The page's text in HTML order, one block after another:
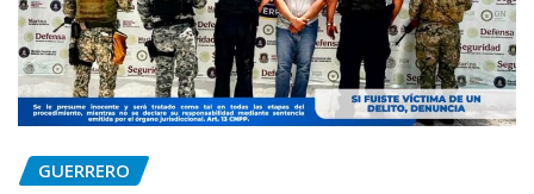
GUERRERO